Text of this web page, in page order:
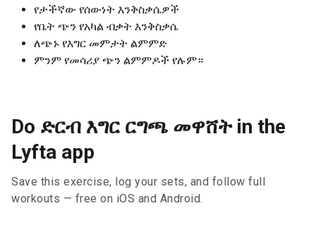
የታችኛው የሰውነት እንቅስቃሴዎች
የቤት ጭን የአካል ብቃት እንቅስቃሴ
ለጭኑ የእግር መምታት ልምምድ
ምንም የመሳሪያ ጭን ልምምዶች የሉም።
Do ድርብ እግር ርግጫ መዋሸት in the
Lyfta app
Save this exercise, log your sets, and follow full
workouts — free on iOS and Android.